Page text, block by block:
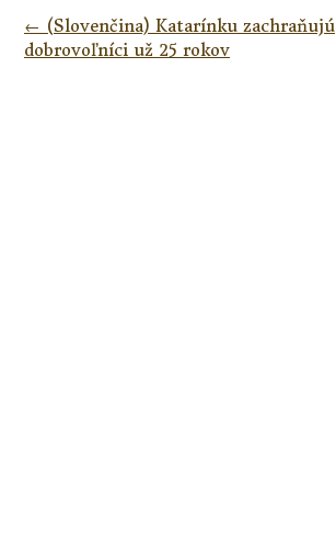
Post
navigation
← (Slovenčina) Katarínku zachraňujú
dobrovoľníci už 25 rokov